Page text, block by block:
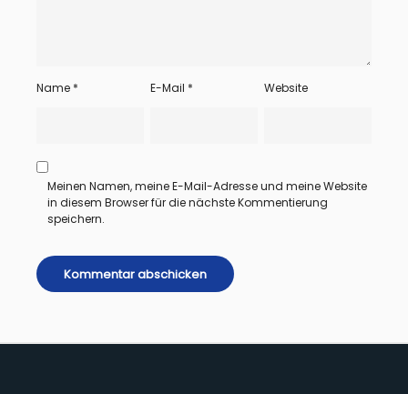
Name * E-Mail * Website
Meinen Namen, meine E-Mail-Adresse und meine Website
in diesem Browser für die nächste Kommentierung
speichern.